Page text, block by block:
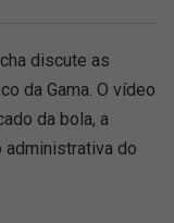
discute as
da Gama. O vídeo
da bola, a
administrativa do